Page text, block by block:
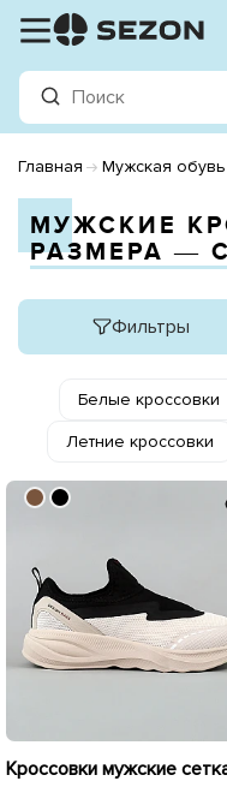
Главная Мужская обувь
МУЖСКИЕ
РАЗМЕРА ―
Фильтры
Белые кроссовки
Летние кроссовки